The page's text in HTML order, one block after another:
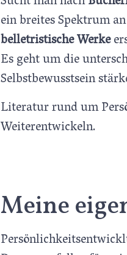
ein breites Spektrum an
belletristische Werke
Es geht um die
Selbstbewusstsein
Literatur rund um
Weiterentwickeln.
Meine